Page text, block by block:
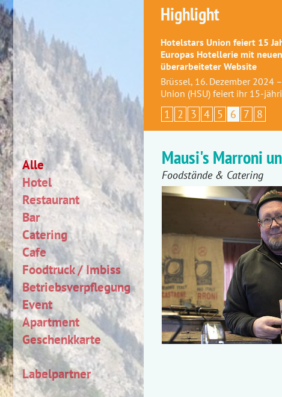
Alle
Hotel
Restaurant
Bar
Catering
Cafe
Foodtruck / Imbiss
Betriebsverpflegung
Event
Apartment
Geschenkkarte
Labelpartner
Highlight
Hotelstars Union feiert 15
Europas Hotellerie mit
überarbeiteter Website
Brüssel, 16. Dezember 2024
Union (HSU) feiert ihr 15-
1 2 3 4 5 6 7 8
Mausi's Marroni
Foodstände & Catering